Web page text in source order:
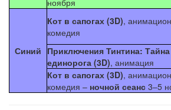
ноября
Синий
Кот в сапогах (3D),
комедия
Приключения Тинтина: Тайна
единорога (3D), анимация
Кот в сапогах (3D),
комедия – ночной сеанс 3–5